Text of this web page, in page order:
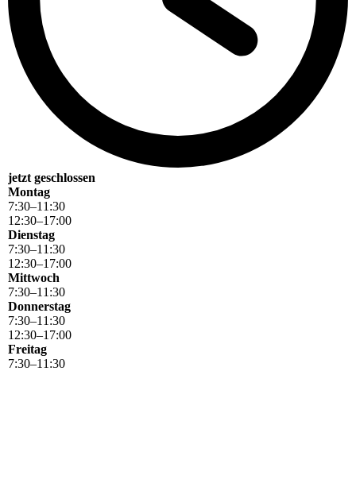
jetzt geschlossen
Montag
7:30–11 :30
12:30–17:00
Dienstag
7:30–11 :30
12:30–17:00
Mittwoch
7:30–11 :30
Donnerstag
7:30–11 :30
12:30–17:00
Freitag
7:30–11 :30